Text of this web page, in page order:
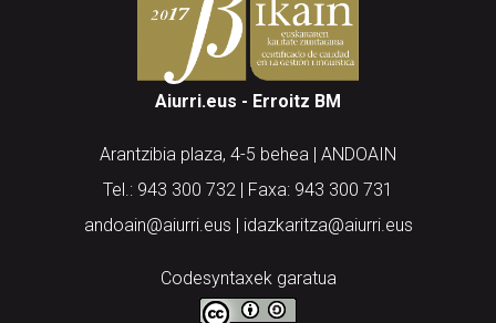
Aiurri.eus - Erroitz BM
Arantzibia plaza, 4-5 behea | ANDOAIN
Tel.: 943 300 732 | Faxa: 943 300 731
andoain@aiurri.eus | idazkaritza@aiurri.eus
Codesyntaxek garatua